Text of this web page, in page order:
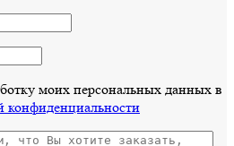
моих персональных данных в
конфиденциальности